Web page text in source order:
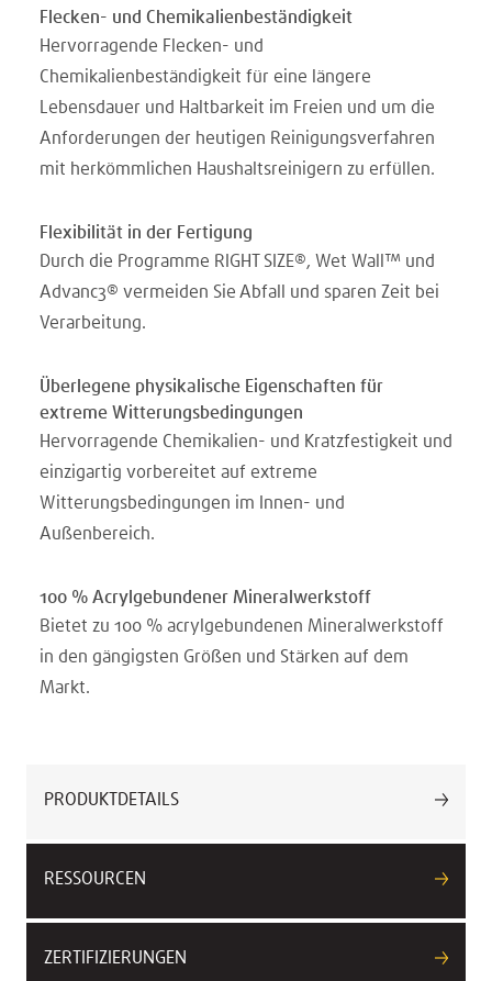
Flecken- und Chemikalienbeständigkeit
Hervorragende Flecken- und
Chemikalienbeständigkeit für eine längere
Lebensdauer und Haltbarkeit im Freien und um die
Anforderungen der heutigen Reinigungsverfahren
mit herkömmlichen Haushaltsreinigern zu erfüllen.
Flexibilität in der Fertigung
Durch die Programme RIGHT SIZE®, Wet Wall™ und
Advanc3® vermeiden Sie Abfall und sparen Zeit bei
Verarbeitung.
Überlegene physikalische Eigenschaften für
extreme Witterungsbedingungen
Hervorragende Chemikalien- und Kratzfestigkeit und
einzigartig vorbereitet auf extreme
Witterungsbedingungen im Innen- und
Außenbereich.
100 % Acrylgebundener Mineralwerkstoff
Bietet zu 100 % acrylgebundenen Mineralwerkstoff
in den gängigsten Größen und Stärken auf dem
Markt.
PRODUKTDETAILS
RESSOURCEN
ZERTIFIZIERUNGEN